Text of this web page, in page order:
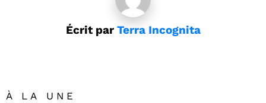
Écrit par Terra Incognita
À LA UNE